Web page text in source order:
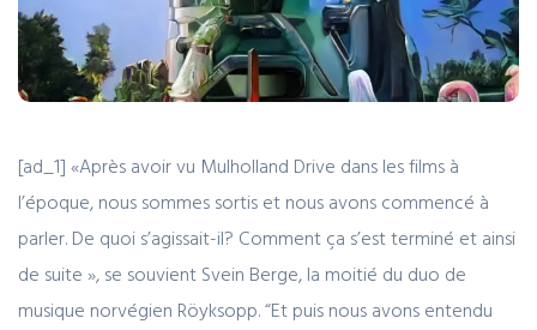
[ad_1] «Après avoir vu Mulholland Drive dans les films à
l’époque, nous sommes sortis et nous avons commencé à
parler. De quoi s’agissait-il? Comment ça s’est terminé et ainsi
de suite », se souvient Svein Berge, la moitié du duo de
musique norvégien Röyksopp. “Et puis nous avons entendu